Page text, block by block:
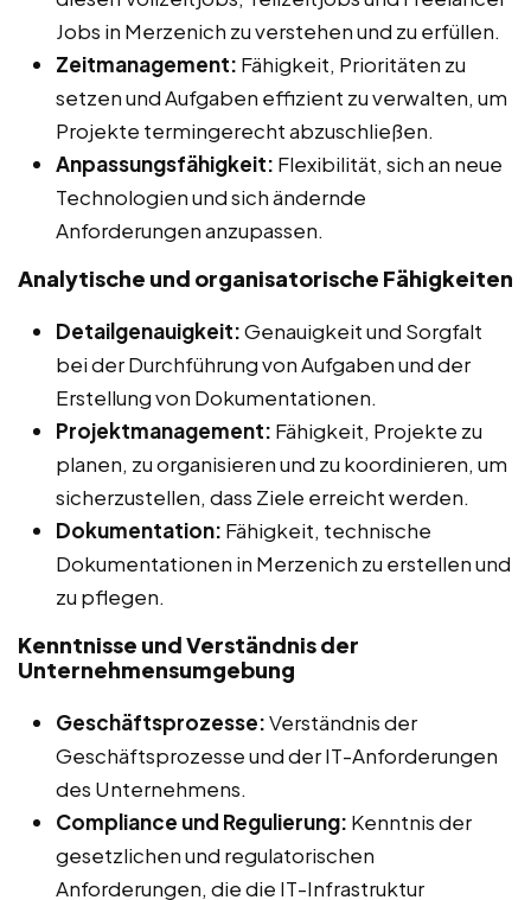
Jobs in Merzenich zu verstehen und zu erfüllen.
Zeitmanagement: Fähigkeit, Prioritäten zu
setzen und Aufgaben effizient zu verwalten, um
Projekte termingerecht abzuschließen.
Anpassungsfähigkeit: Flexibilität, sich an neue
Technologien und sich ändernde
Anforderungen anzupassen.
Analytische und organisatorische Fähigkeiten
Detailgenauigkeit:Genauigkeit und Sorgfalt
bei der Durchführung von Aufgaben und der
Erstellung von Dokumentationen.
Projektmanagement: Fähigkeit, Projekte zu
planen, zu organisieren und zu koordinieren, um
sicherzustellen, dass Ziele erreicht werden.
Dokumentation: Fähigkeit, technische
Dokumentationen in Merzenich zu erstellen und
zu pflegen.
Kenntnisse und Verständnis der
Unternehmensumgebung
Geschäftsprozesse:Verständnis der
Geschäftsprozesse und der IT-Anforderungen
des Unternehmens.
Compliance und Regulierung: Kenntnis der
gesetzlichen und regulatorischen
Anforderungen, die die IT-Infrastruktur